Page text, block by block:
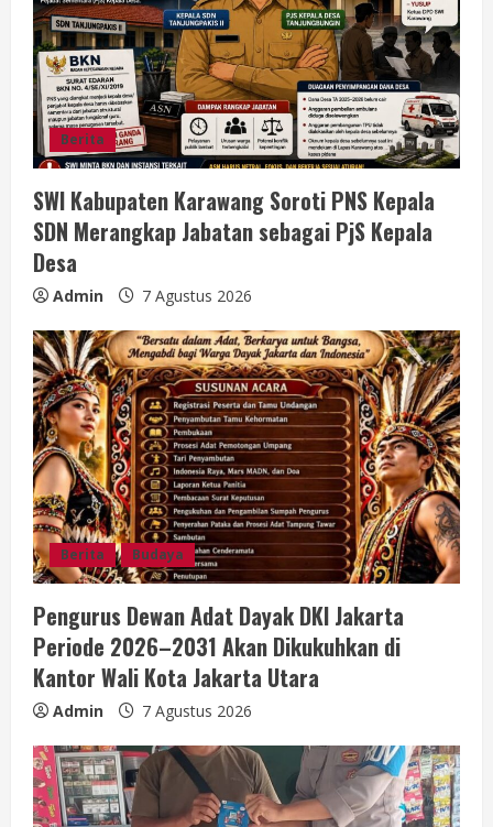
e
a
d
i
n
g
Berita
SWI Kabupaten Karawang Soroti PNS Kepala
SDN Merangkap Jabatan sebagai PjS Kepala
Desa
Admin 7 Agustus 2026
Berita Budaya
Pengurus Dewan Adat Dayak DKI Jakarta
Periode 2026–2031 Akan Dikukuhkan di
Kantor Wali Kota Jakarta Utara
Admin 7 Agustus 2026